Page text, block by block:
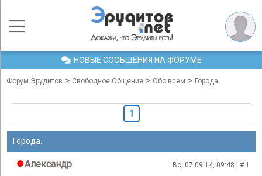
НОВЫЕ СООБЩЕНИЯ НА ФОРУМЕ
Форум Эрудитов > Свободное Общение > Обо всем > Города.
1
Города.
Александр Вс, 07.09.14, 09:48 | # 1